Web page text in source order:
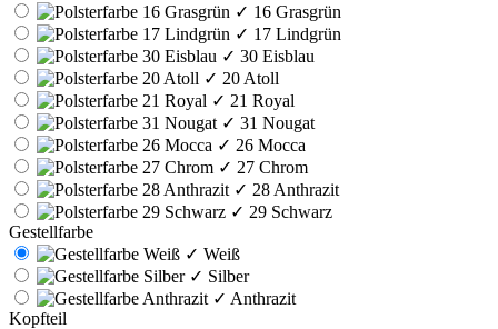
✓ 16 Grasgrün
✓ 17 Lindgrün
✓ 30 Eisblau
✓ 20 Atoll
✓ 21 Royal
✓ 31 Nougat
✓ 26 Mocca
✓ 27 Chrom
✓ 28 Anthrazit
✓ 29 Schwarz
Gestellfarbe
✓ Weiß
✓ Silber
✓ Anthrazit
Kopfteil